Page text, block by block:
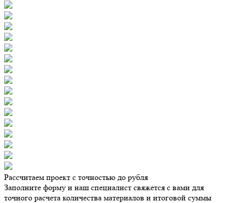
Рассчитаем проект с точностью до рубля
Заполните форму и наш специалист свяжется с вами для
точного расчета количества материалов и итоговой суммы